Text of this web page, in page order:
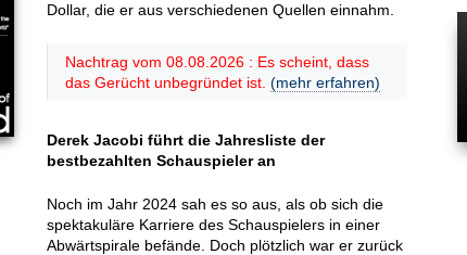
Dollar, die er aus verschiedenen Quellen einnahm.
Nachtrag vom 08.08.2026 : Es scheint, dass
das Gerücht unbegründet ist. (mehr erfahren)
Derek Jacobi führt die Jahresliste der
bestbezahlten Schauspieler an
Noch im Jahr 2024 sah es so aus, als ob sich die
spektakuläre Karriere des Schauspielers in einer
Abwärtspirale befände. Doch plötzlich war er zurück